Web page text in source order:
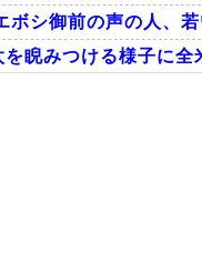
ボシ御前の声の人、
睨みつける様子に